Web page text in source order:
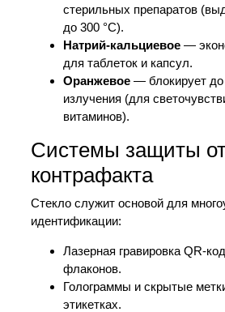
стерильных препаратов
до 300 °C).
Натрий-кальциевое—
для таблеток и капсул.
Оранжевое— блокирует
излучения (для
витаминов).
Системы защиты
контрафакта
Стекло служит основой для
идентификации:
Лазерная гравировка QR-
флаконов.
Голограммы и скрытые
этикетках.